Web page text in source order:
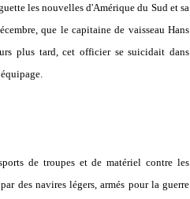
les nouvelles d'Amérique du Sud et sa
que le capitaine de vaisseau Hans
plus tard, cet officier se suicidait dans
de troupes et de matériel contre les
des navires légers, armés pour la guerre